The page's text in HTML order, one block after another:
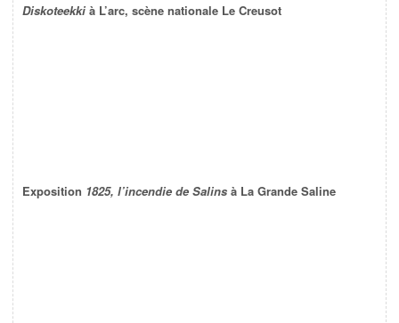
Diskoteekki à L’arc, scène nationale Le Creusot
Exposition 1825, l’incendie de Salins à La Grande Saline